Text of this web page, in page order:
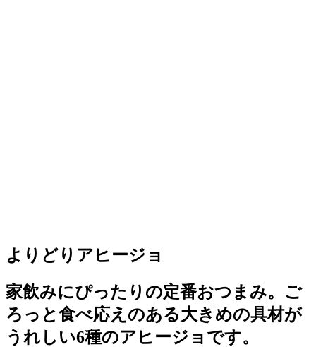
よりどりアヒージョ
家飲みにぴったりの定番おつまみ。ご
ろっと食べ応えのある大きめの具材が
うれしい6種のアヒージョです。